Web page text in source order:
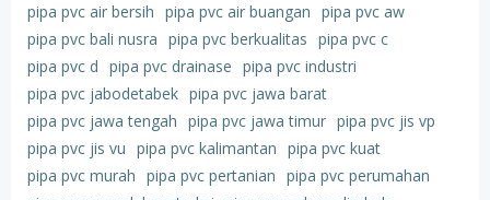
pipa pvc air bersih pipa pvc air buangan pipa pvc aw
pipa pvc bali nusra pipa pvc berkualitas pipa pvc c
pipa pvc d pipa pvc drainase pipa pvc industri
pipa pvc jabodetabek pipa pvc jawa barat
pipa pvc jawa tengah pipa pvc jawa timur pipa pvc jis vp
pipa pvc jis vu pipa pvc kalimantan pipa pvc kuat
pipa pvc murah pipa pvc pertanian pipa pvc perumahan